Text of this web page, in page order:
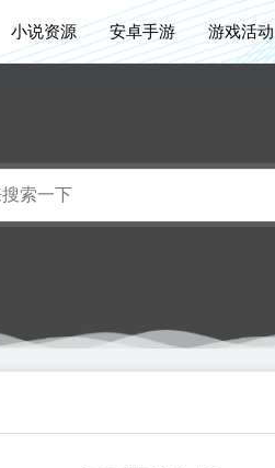
小说资源 安卓手游 游戏活动